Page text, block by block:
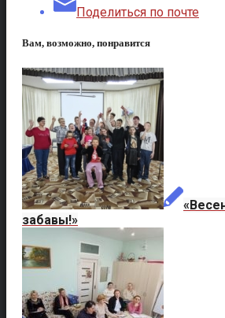
Поделиться по почте
Вам, возможно, понравится
забавы!»